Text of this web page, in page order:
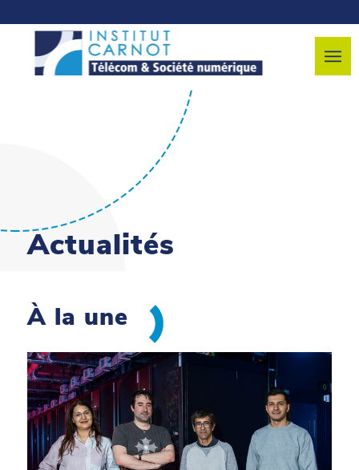
Actualités
À la une